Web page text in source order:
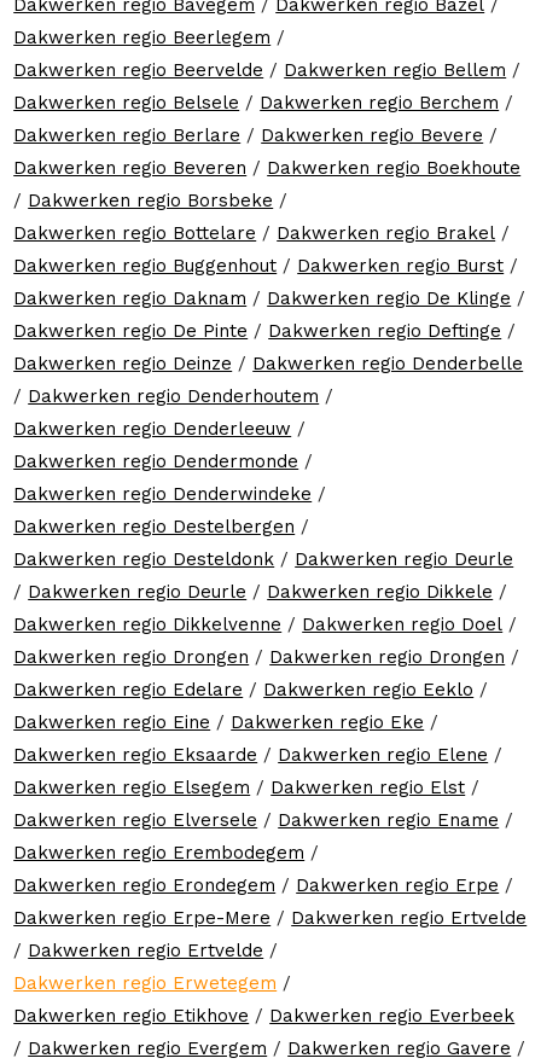
Dakwerken regio Bavegem / Dakwerken regio Bazel /
Dakwerken regio Beerlegem /
Dakwerken regio Beervelde / Dakwerken regio Bellem /
Dakwerken regio Belsele / Dakwerken regio Berchem /
Dakwerken regio Berlare / Dakwerken regio Bevere /
Dakwerken regio Beveren / Dakwerken regio Boekhoute
/ Dakwerken regio Borsbeke /
Dakwerken regio Bottelare / Dakwerken regio Brakel /
Dakwerken regio Buggenhout / Dakwerken regio Burst /
Dakwerken regio Daknam / Dakwerken regio De Klinge /
Dakwerken regio De Pinte / Dakwerken regio Deftinge /
Dakwerken regio Deinze / Dakwerken regio Denderbelle
/ Dakwerken regio Denderhoutem /
Dakwerken regio Denderleeuw /
Dakwerken regio Dendermonde /
Dakwerken regio Denderwindeke /
Dakwerken regio Destelbergen /
Dakwerken regio Desteldonk / Dakwerken regio Deurle
/ Dakwerken regio Deurle / Dakwerken regio Dikkele /
Dakwerken regio Dikkelvenne / Dakwerken regio Doel /
Dakwerken regio Drongen / Dakwerken regio Drongen /
Dakwerken regio Edelare / Dakwerken regio Eeklo /
Dakwerken regio Eine / Dakwerken regio Eke /
Dakwerken regio Eksaarde / Dakwerken regio Elene /
Dakwerken regio Elsegem / Dakwerken regio Elst /
Dakwerken regio Elversele / Dakwerken regio Ename /
Dakwerken regio Erembodegem /
Dakwerken regio Erondegem / Dakwerken regio Erpe /
Dakwerken regio Erpe-Mere / Dakwerken regio Ertvelde
/ Dakwerken regio Ertvelde /
Dakwerken regio Erwetegem /
Dakwerken regio Etikhove / Dakwerken regio Everbeek
/ Dakwerken regio Evergem / Dakwerken regio Gavere /